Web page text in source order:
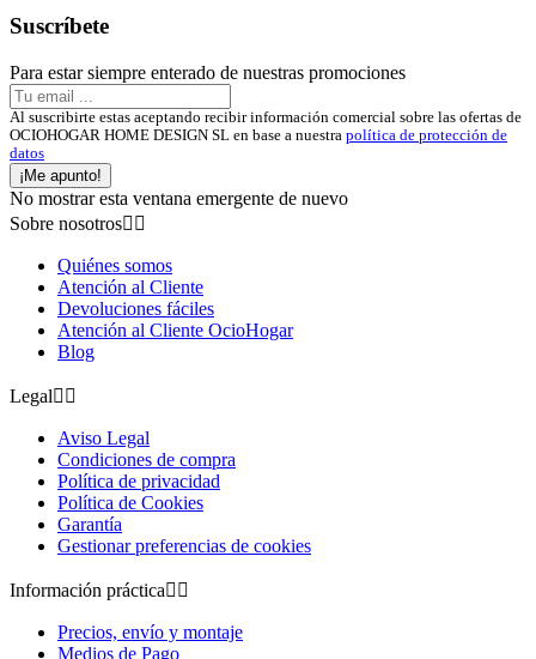
Suscríbete
Para estar siempre enterado de nuestras promociones
Al suscribirte estas aceptando recibir información comercial sobre las ofertas de
OCIOHOGAR HOME DESIGN SL en base a nuestra política de protección de
datos
¡Me apunto!
No mostrar esta ventana emergente de nuevo
Sobre nosotros 
Quiénes somos
Atención al Cliente
Devoluciones fáciles
Atención al Cliente OcioHogar
Blog
Legal 
Aviso Legal
Condiciones de compra
Política de privacidad
Política de Cookies
Garantía
Gestionar preferencias de cookies
Información práctica 
Precios, envío y montaje
Medios de Pago